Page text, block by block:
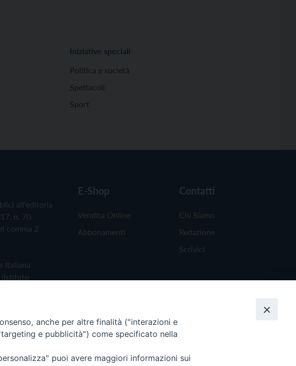
Iniziative speciali
Politica e società
Spettacoli
Sport
all'editoria
n. 70.
comma 2
Italiana
(Istituto
E-Shop
Vendita Online
Abbonamenti
Contatti
Chi Siamo
Redazione
Scrivici
anche per altre finalità ("interazioni e
e pubblicità") come specificato nella
puoi avere maggiori informazioni sui